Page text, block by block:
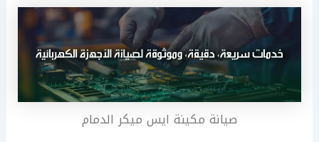
صيانة مكينة ايس ميكر الدمام